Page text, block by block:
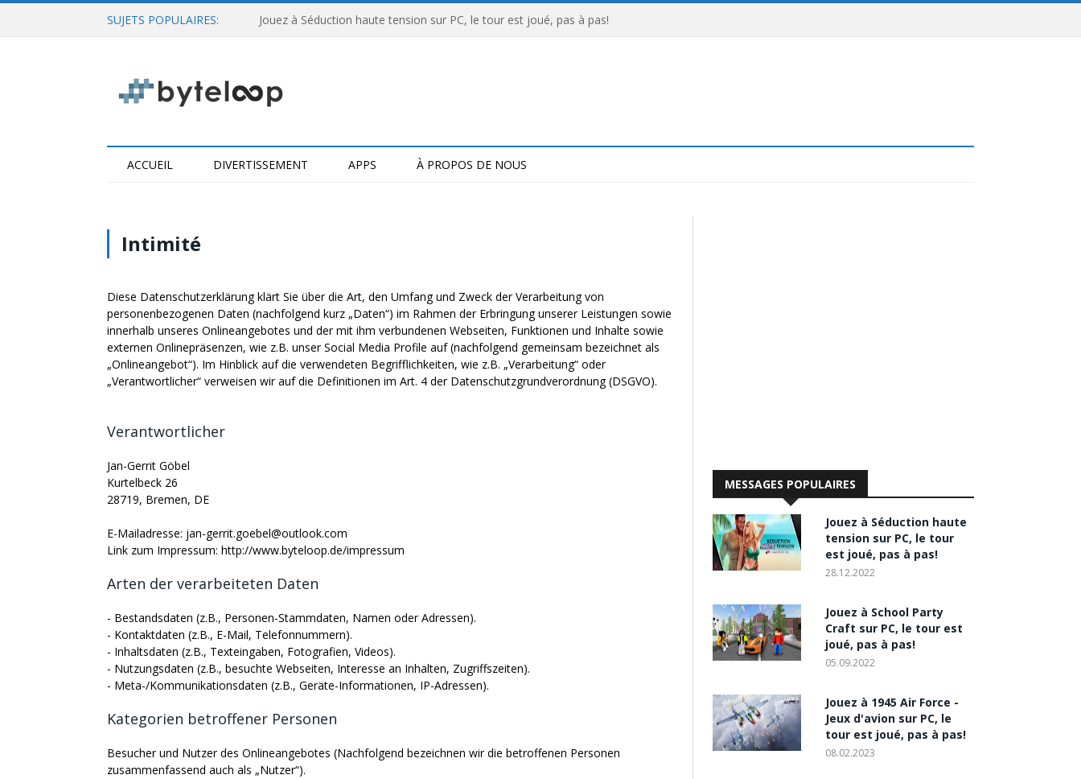
SUJETS POPULAIRES: Jouez à Séduction haute tension sur PC, le tour est joué, pas à pas!
ACCUEIL DIVERTISSEMENT APPS À PROPOS DE NOUS
Intimité
Diese Datenschutzerklärung klärt Sie über die Art, den Umfang und Zweck der Verarbeitung von
personenbezogenen Daten (nachfolgend kurz „Daten“) im Rahmen der Erbringung unserer Leistungen sowie
innerhalb unseres Onlineangebotes und der mit ihm verbundenen Webseiten, Funktionen und Inhalte sowie
externen Onlinepräsenzen, wie z.B. unser Social Media Profile auf (nachfolgend gemeinsam bezeichnet als
„Onlineangebot“). Im Hinblick auf die verwendeten Begrifflichkeiten, wie z.B. „Verarbeitung“ oder
„Verantwortlicher“ verweisen wir auf die Definitionen im Art. 4 der Datenschutzgrundverordnung (DSGVO).
Verantwortlicher
Jan-Gerrit Göbel
Kurtelbeck 26
28719, Bremen, DE
E-Mailadresse: jan-gerrit.goebel@outlook.com
Link zum Impressum: http://www.byteloop.de/impressum
Arten der verarbeiteten Daten
- Bestandsdaten (z.B., Personen-Stammdaten, Namen oder Adressen).
- Kontaktdaten (z.B., E-Mail, Telefonnummern).
- Inhaltsdaten (z.B., Texteingaben, Fotografien, Videos).
- Nutzungsdaten (z.B., besuchte Webseiten, Interesse an Inhalten, Zugriffszeiten).
- Meta-/Kommunikationsdaten (z.B., Geräte-Informationen, IP-Adressen).
Kategorien betroffener Personen
Besucher und Nutzer des Onlineangebotes (Nachfolgend bezeichnen wir die betroffenen Personen
zusammenfassend auch als „Nutzer“).
MESSAGES POPULAIRES
Jouez à Séduction haute
tension sur PC, le tour
est joué, pas à pas!
28.12.2022
Jouez à School Party
Craft sur PC, le tour est
joué, pas à pas!
05.09.2022
Jouez à 1945 Air Force -
Jeux d'avion sur PC, le
tour est joué, pas à pas!
08.02.2023